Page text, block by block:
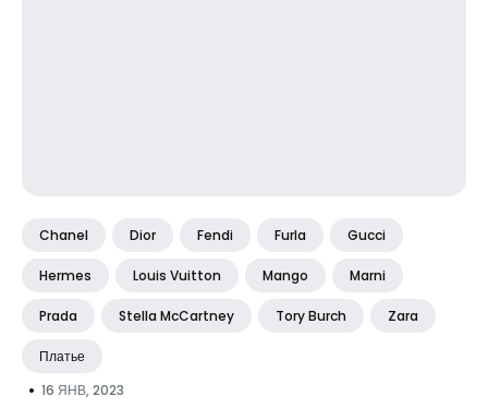
Chanel Dior Fendi Furla Gucci
Hermes Louis Vuitton Mango Marni
Prada Stella McCartney Tory Burch Zara
Платье
• 16 ЯНВ, 2023